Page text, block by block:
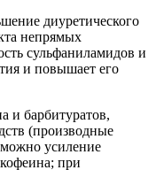
диуретического
непрямых
сульфаниламидов и
и повышает его
и барбитуратов,
(производные
усиление
при